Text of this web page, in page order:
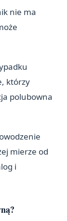
nie ma
którzy
polubowna
mierze od
i